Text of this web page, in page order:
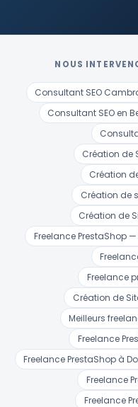
NOUS
Consultant SEO
Consultant SEO en
Création de
Création
Création de
Création de
Freelance PrestaShop
Freelance
Création de
Meilleurs
Freelance
Freelance PrestaShop à
Freelance
Freelance